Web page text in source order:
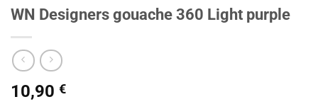
WN Designers gouache 360 Light purple
10,90 €